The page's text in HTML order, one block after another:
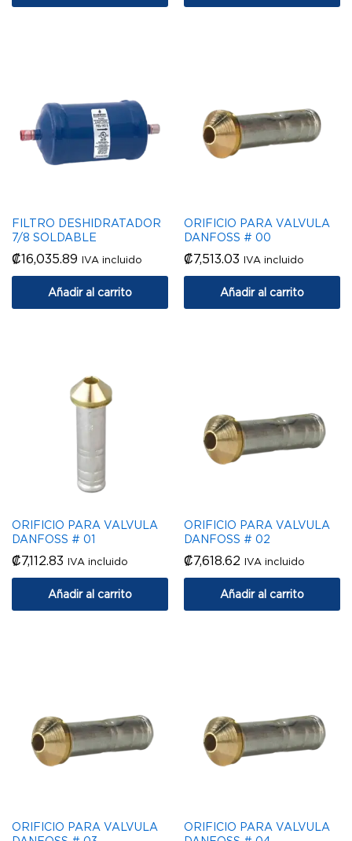
FILTRO DESHIDRATADOR
7/8 SOLDABLE
₡16,035.89 IVA incluido
Añadir al carrito
ORIFICIO PARA VALVULA
DANFOSS # 00
₡7,513.03 IVA incluido
Añadir al carrito
ORIFICIO PARA VALVULA
DANFOSS # 01
₡7,112.83 IVA incluido
Añadir al carrito
ORIFICIO PARA VALVULA
DANFOSS # 02
₡7,618.62 IVA incluido
Añadir al carrito
ORIFICIO PARA VALVULA
ORIFICIO PARA VALVULA